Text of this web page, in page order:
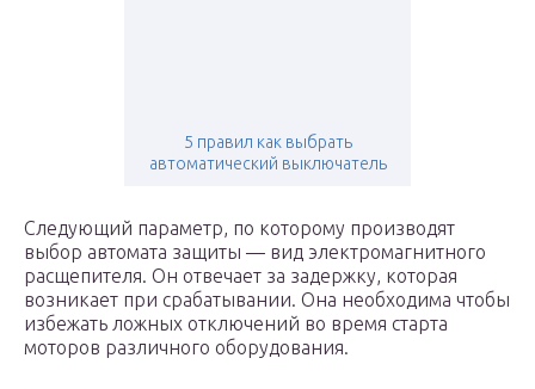
5 правил как выбрать
автоматический выключатель
Следующий параметр, по которому производят
выбор автомата защиты — вид электромагнитного
расщепителя. Он отвечает за задержку, которая
возникает при срабатывании. Она необходима чтобы
избежать ложных отключений во время старта
моторов различного оборудования.